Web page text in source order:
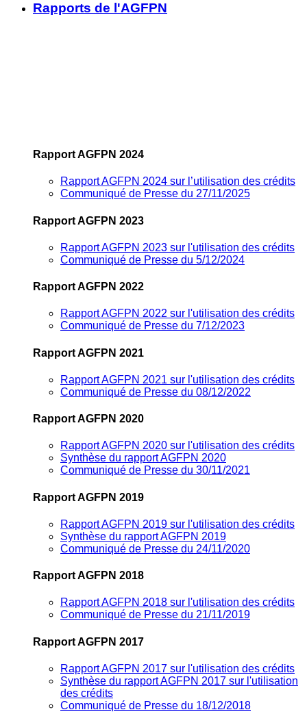
Rapports de l'AGFPN
Rapport AGFPN 2024
Rapport AGFPN 2024 sur l’utilisation des crédits
Communiqué de Presse du 27/11/2025
Rapport AGFPN 2023
Rapport AGFPN 2023 sur l'utilisation des crédits
Communiqué de Presse du 5/12/2024
Rapport AGFPN 2022
Rapport AGFPN 2022 sur l'utilisation des crédits
Communiqué de Presse du 7/12/2023
Rapport AGFPN 2021
Rapport AGFPN 2021 sur l'utilisation des crédits
Communiqué de Presse du 08/12/2022
Rapport AGFPN 2020
Rapport AGFPN 2020 sur l'utilisation des crédits
Synthèse du rapport AGFPN 2020
Communiqué de Presse du 30/11/2021
Rapport AGFPN 2019
Rapport AGFPN 2019 sur l'utilisation des crédits
Synthèse du rapport AGFPN 2019
Communiqué de Presse du 24/11/2020
Rapport AGFPN 2018
Rapport AGFPN 2018 sur l'utilisation des crédits
Communiqué de Presse du 21/11/2019
Rapport AGFPN 2017
Rapport AGFPN 2017 sur l'utilisation des crédits
Synthèse du rapport AGFPN 2017 sur l'utilisation
des crédits
Communiqué de Presse du 18/12/2018